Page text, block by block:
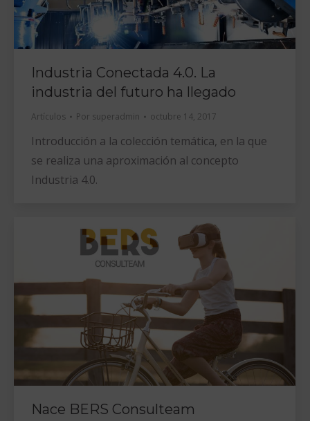
Industria Conectada 4.0. La
industria del futuro ha llegado
Artículos Por superadmin octubre 14, 2017
Introducción a la colección temática, en la que
se realiza una aproximación al concepto
Industria 4.0.
Nace BERS Consulteam